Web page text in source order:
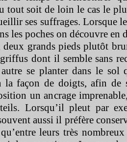
tout soit de loin le cas le
ses suffrages. Lorsque
les poches on découvre en
grands pieds plutôt
dont il semble sans
se planter dans le sol
la façon de doigts, afin de
un ancrage
Lorsqu’il pleut par
aussi il préfère
leurs très